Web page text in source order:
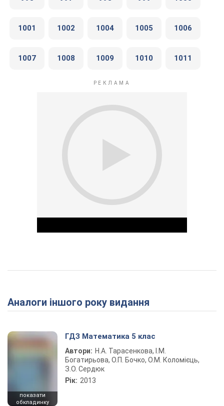
1001 1002 1004 1005 1006
1007 1008 1009 1010 1011
Аналоги іншого року видання
показати
обкладинку
ГДЗ Математика 5 клас
Автори: Н.А. Тарасенкова, І.М.
Богатирьова, О.П. Бочко, О.М. Коломієць,
З.О. Сердюк
Рік: 2013